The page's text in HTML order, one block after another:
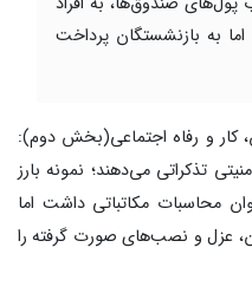
به بازنشستگان پرداخت
کار و رفاه اجتماعی(بخش دوم):
تذکراتی می‌دهند؛ نمونه بارز
محاسبات مکاتباتی داشت اما
عزل و نصب‌های صورت گرفته را